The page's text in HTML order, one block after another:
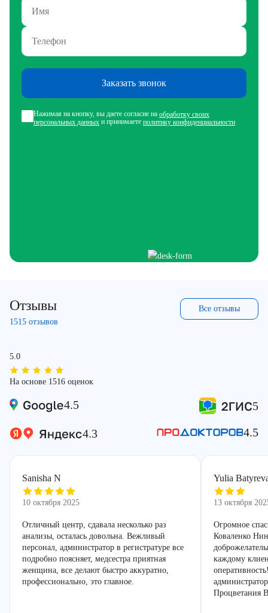
Заказать звонок
Нажимая на кнопку, вы даете согласие на обработку своих
персональных данных и принимаете политику конфиденциальности
Отзывы
1515 отзывов
Все отзывы
5.0
На основе 1516 оценок
4.5 5
4.3 4.5
Sanisha N
10 октября 2025
Отличный центр, сдавала несколько раз
анализы, осталась довольна. Вежливый
персонал, администратор в регистратуре все
подробно поясняет, медсестра приятная
женщина, все делают быстро аккуратно,
профессионально, это главное.
Yulia
13 октября
Огромное
Коваленко
каждому